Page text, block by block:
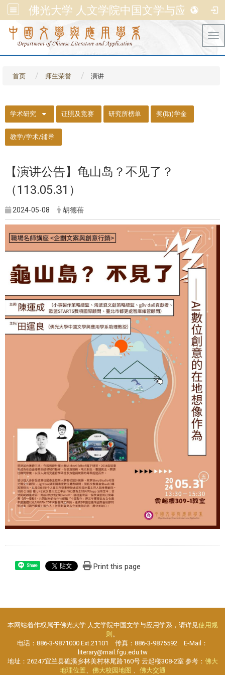
佛光大学 人文学院中国文学与应用学系
首页 师生荣誉 演讲
学术研究 证照及竞赛 研究所榜单 奖(助)学金
教学/学术/辅导
【演讲公告】龟山岛？不见了？
（113.05.31）
2024-05-08 胡德蓓
Share Print this page
本网站着作权属于佛光大学 人文学院中国文学与应用学系，请详见使用规
则 。
电话：886-3-9871000 Ext.21101 传真：886-3-9875592 E-Mail：
literary@mail.fgu.edu.tw
地址：26247宜兰县礁溪乡林美村林尾路160号 云起楼308-2室 参考： 佛大
地理位置
佛大校园地图 佛大交通